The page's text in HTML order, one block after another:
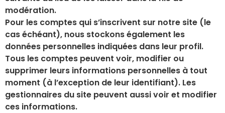
modération.
Pour les comptes qui s’inscrivent sur notre site (le
cas échéant), nous stockons également les
données personnelles indiquées dans leur profil.
Tous les comptes peuvent voir, modifier ou
supprimer leurs informations personnelles à tout
moment (à l’exception de leur identifiant). Les
gestionnaires du site peuvent aussi voir et modifier
ces informations.